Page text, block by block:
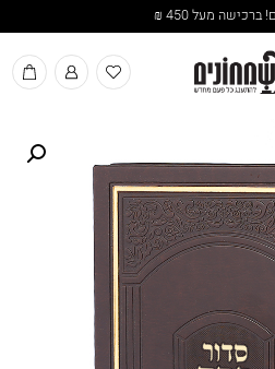
זמינים לשירותכם גם בווצאפ: 02-5000599